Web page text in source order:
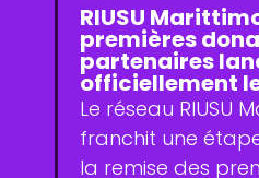
RIUSU
premières
partenaires
officiellement
Le réseau RIUSU
franchit une
la remise des